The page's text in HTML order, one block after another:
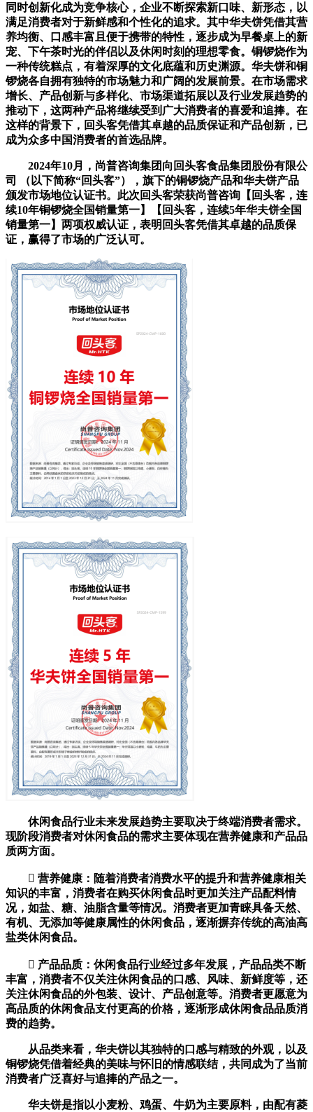
同时创新化成为竞争核心，企业不断探索新口味、新形态，以
满足消费者对于新鲜感和个性化的追求。其中华夫饼凭借其营
养均衡、口感丰富且便于携带的特性，逐步成为早餐桌上的新
宠、下午茶时光的伴侣以及休闲时刻的理想零食。铜锣烧作为
一种传统糕点，有着深厚的文化底蕴和历史渊源。华夫饼和铜
锣烧各自拥有独特的市场魅力和广阔的发展前景。在市场需求
增长、产品创新与多样化、市场渠道拓展以及行业发展趋势的
推动下，这两种产品将继续受到广大消费者的喜爱和追捧。在
这样的背景下，回头客凭借其卓越的品质保证和产品创新，已
成为众多中国消费者的首选品牌。
2024年10月，尚普咨询集团向回头客食品集团股份有限公
司 （以下简称“回头客”），旗下的铜锣烧产品和华夫饼产品
颁发市场地位认证书。此次回头客荣获尚普咨询【回头客，连
续10年铜锣烧全国销量第一】【回头客，连续5年华夫饼全国
销量第一】两项权威认证，表明回头客凭借其卓越的品质保
证，赢得了市场的广泛认可。
休闲食品行业未来发展趋势主要取决于终端消费者需求。
现阶段消费者对休闲食品的需求主要体现在营养健康和产品品
质两方面。
 营养健康：随着消费者消费水平的提升和营养健康相关
知识的丰富，消费者在购买休闲食品时更加关注产品配料情
况，如盐、糖、油脂含量等情况。消费者更加青睐具备天然、
有机、无添加等健康属性的休闲食品，逐渐摒弃传统的高油高
盐类休闲食品。
 产品品质：休闲食品行业经过多年发展，产品品类不断
丰富，消费者不仅关注休闲食品的口感、风味、新鲜度等，还
关注休闲食品的外包装、设计、产品创意等。消费者更愿意为
高品质的休闲食品支付更高的价格，逐渐形成休闲食品品质消
费的趋势。
从品类来看，华夫饼以其独特的口感与精致的外观，以及
铜锣烧凭借着经典的美味与怀旧的情感联结，共同成为了当前
消费者广泛喜好与追捧的产品之一。
华夫饼是指以小麦粉、鸡蛋、牛奶为主要原料，由配有菱